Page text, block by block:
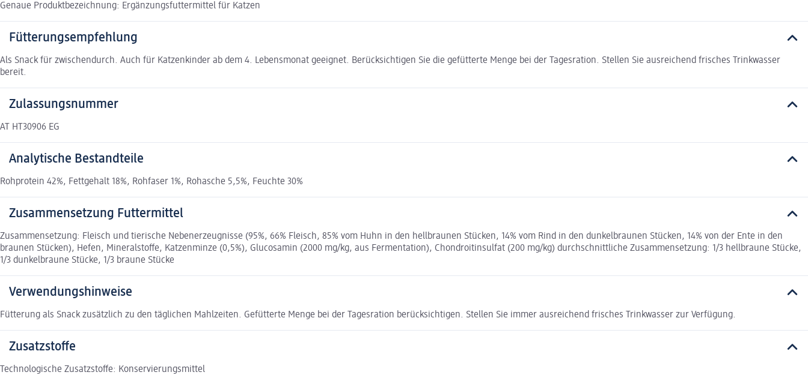
Genaue Produktbezeichnung: Ergänzungsfuttermittel für Katzen
Fütterungsempfehlung
Als Snack für zwischendurch. Auch für Katzenkinder ab dem 4. Lebensmonat geeignet. Berücksichtigen Sie die gefütterte Menge bei der Tagesration. Stellen Sie ausreichend frisches Trinkwasser
bereit.
Zulassungsnummer
AT HT30906 EG
Analytische Bestandteile
Rohprotein 42%, Fettgehalt 18%, Rohfaser 1%, Rohasche 5,5%, Feuchte 30%
Zusammensetzung Futtermittel
Zusammensetzung: Fleisch und tierische Nebenerzeugnisse (95%, 66% Fleisch, 85% vom Huhn in den hellbraunen Stücken, 14% vom Rind in den dunkelbraunen Stücken, 14% von der Ente in den
braunen Stücken), Hefen, Mineralstoffe, Katzenminze (0,5%), Glucosamin (2000 mg/kg, aus Fermentation), Chondroitinsulfat (200 mg/kg) durchschnittliche Zusammensetzung: 1/3 hellbraune Stücke,
1/3 dunkelbraune Stücke, 1/3 braune Stücke
Verwendungshinweise
Fütterung als Snack zusätzlich zu den täglichen Mahlzeiten. Gefütterte Menge bei der Tagesration berücksichtigen. Stellen Sie immer ausreichend frisches Trinkwasser zur Verfügung.
Zusatzstoffe
Technologische Zusatzstoffe: Konservierungsmittel